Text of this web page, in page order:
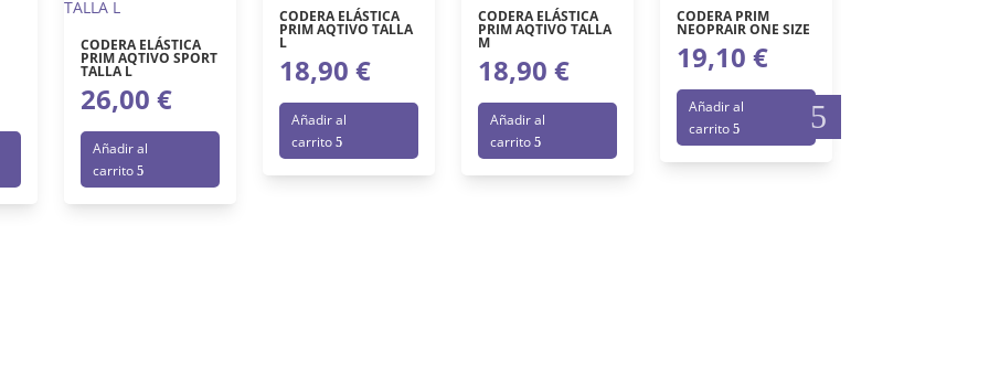
CODERA ELÁSTICA
PRIM AQTIVO SPORT
TALLA L
26,00€
Añadir al
carrito
CODERA ELÁSTICA
PRIM AQTIVO TALLA
L
18,90€
Añadir al
carrito
CODERA ELÁSTICA
PRIM AQTIVO TALLA
M
18,90€
Añadir al
carrito
CODERA PRIM
NEOPRAIR ONE SIZE
19,10€
Añadir al
carrito